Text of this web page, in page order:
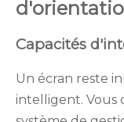
Capacités
Un écran reste
intelligent. Vous